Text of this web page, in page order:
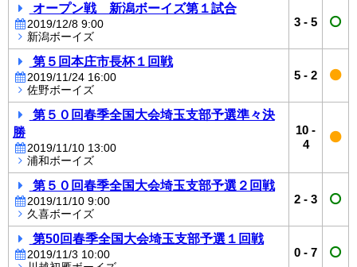
オープン戦 新潟ボーイズ第１試合
2019/12/8 9:00
新潟ボーイズ
3 - 5
第５回本庄市長杯１回戦
2019/11/24 16:00
佐野ボーイズ
5 - 2
第５０回春季全国大会埼玉支部予選準々決
勝
2019/11/10 13:00
浦和ボーイズ
10 -
4
第５０回春季全国大会埼玉支部予選２回戦
2019/11/10 9:00
久喜ボーイズ
2 - 3
第50回春季全国大会埼玉支部予選１回戦
2019/11/3 10:00
0 - 7